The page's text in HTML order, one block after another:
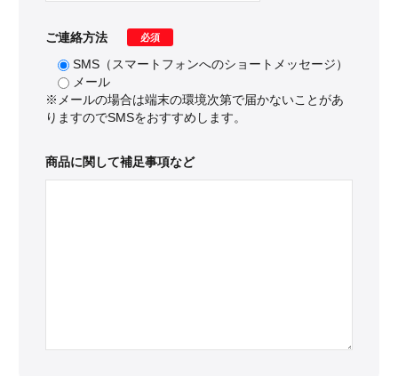
ご連絡方法 必須
SMS（スマートフォンへのショートメッセージ）
メール
※メールの場合は端末の環境次第で届かないことがあ
りますのでSMSをおすすめします。
商品に関して補足事項など